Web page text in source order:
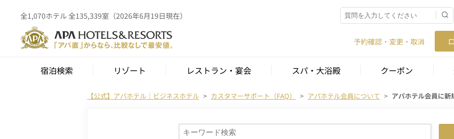
全1,070ホテル 全135,339室（2026年6月19日現在）
予約確認・変更・取消
宿泊検索 リゾート レストラン・宴会 スパ・大浴殿 クーポン
【公式】アパホテル｜ビジネスホテル カスタマーサポート（FAQ） アパホテル会員について アパホテル会員に新